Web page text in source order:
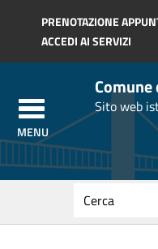
Regione Toscana
PRENOTAZIONE
ACCEDI AI SERVIZI
Comune
Sito web
testo
da
cercare
ricerca